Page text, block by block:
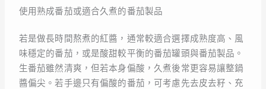
使用熟成番茄或適合久煮的番茄製品
若是做長時間熬煮的紅醬，通常較適合選擇成熟度高、風
味穩定的番茄，或是酸甜較平衡的番茄罐頭與番茄製品。
生番茄雖然清爽，但若本身偏酸，久煮後常更容易讓整鍋
醬偏尖。若手邊只有偏酸的番茄，可考慮先去皮去籽、充